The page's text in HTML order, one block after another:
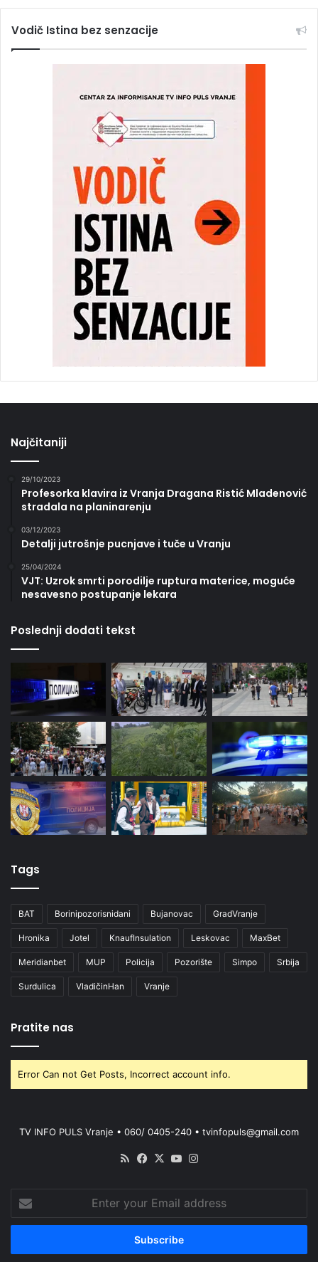
Vodič Istina bez senzacije
Najčitaniji
29/10/2023
Profesorka klavira iz Vranja Dragana Ristić Mladenović
stradala na planinarenju
03/12/2023
Detalji jutrošnje pucnjave i tuče u Vranju
25/04/2024
VJT: Uzrok smrti porodilje ruptura materice, moguće
nesavesno postupanje lekara
Poslednji dodati tekst
Tags
BAT Borinipozorisnidani Bujanovac GradVranje
Hronika Jotel KnaufInsulation Leskovac MaxBet
Meridianbet MUP Policija Pozorište Simpo Srbija
Surdulica VladičinHan Vranje
Pratite nas
Error Can not Get Posts, Incorrect account info.
TV INFO PULS Vranje • 060/ 0405-240 • tvinfopuls@gmail.com
RSS Facebook
X YouTube
your
Email